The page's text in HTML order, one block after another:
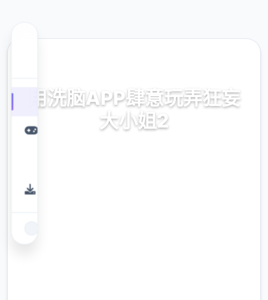
用洗脑APP肆意玩弄狂妄
大小姐2
安卓版。超2000条语音、150+动由于件当时中